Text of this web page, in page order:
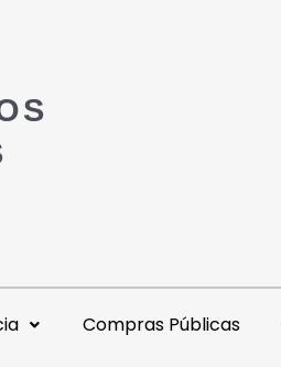
Compras Públicas